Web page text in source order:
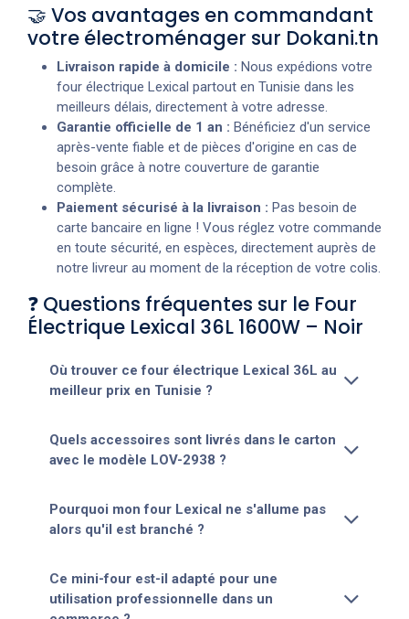
🤝 Vos avantages en commandant
votre électroménager sur Dokani.tn
Livraison rapide à domicile : Nous expédions votre
four électrique Lexical partout en Tunisie dans les
meilleurs délais, directement à votre adresse.
Garantie officielle de 1 an : Bénéficiez d'un service
après-vente fiable et de pièces d'origine en cas de
besoin grâce à notre couverture de garantie
complète.
Paiement sécurisé à la livraison : Pas besoin de
carte bancaire en ligne ! Vous réglez votre commande
en toute sécurité, en espèces, directement auprès de
notre livreur au moment de la réception de votre colis.
❓ Questions fréquentes sur le Four
Électrique Lexical 36L 1600W – Noir
Où trouver ce four électrique Lexical 36L au
meilleur prix en Tunisie ?
Quels accessoires sont livrés dans le carton
avec le modèle LOV-2938 ?
Pourquoi mon four Lexical ne s'allume pas
alors qu'il est branché ?
Ce mini-four est-il adapté pour une
utilisation professionnelle dans un